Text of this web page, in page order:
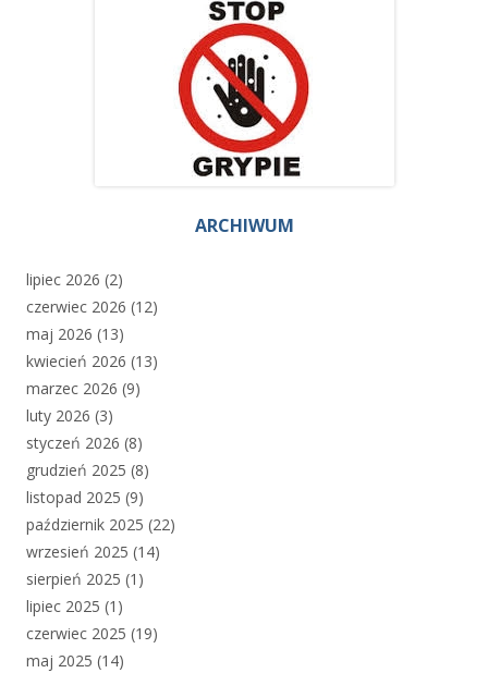
ARCHIWUM
lipiec 2026 (2)
czerwiec 2026 (12)
maj 2026 (13)
kwiecień 2026 (13)
marzec 2026 (9)
luty 2026 (3)
styczeń 2026 (8)
grudzień 2025 (8)
listopad 2025 (9)
październik 2025 (22)
wrzesień 2025 (14)
sierpień 2025 (1)
lipiec 2025 (1)
czerwiec 2025 (19)
maj 2025 (14)